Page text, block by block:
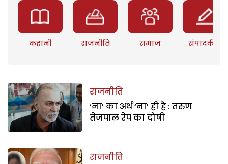
कहानी राजनीति समाज संपादकीय
राजनीति
‘ना’ का अर्थ ‘ना’ ही है : तरुण
तेजपाल रेप का दोषी
राजनीति